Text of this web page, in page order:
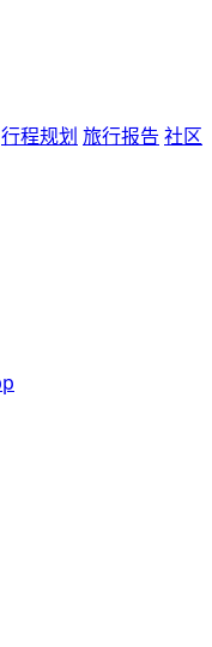
行程规划 旅行报告 社区